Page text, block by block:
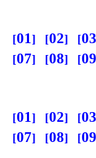
01 02
07
08
01 02
07
08